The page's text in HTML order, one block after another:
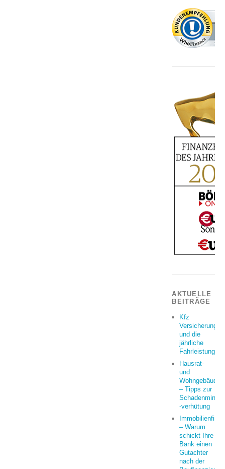
AKTUELLE
BEITRÄGE
Kfz
Versicherung
und die
jährliche
Fahrleistung
Hausrat-
und
– Tipps zur
-verhütung
– Warum
schickt Ihre
Bank einen
Gutachter
nach der